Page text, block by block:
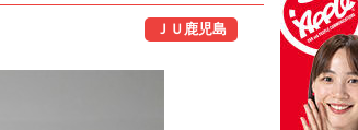
ＪＵ鹿児島